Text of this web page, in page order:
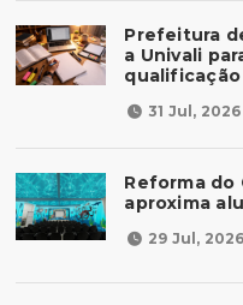
Prefeitura
a Univali
31 Jul, 2026
Reforma do
aproxima
29 Jul, 2026